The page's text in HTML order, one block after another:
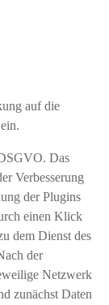
auf die
Das
Verbesserung
der Plugins
einen Klick
dem Dienst des
der
Netzwerk
zunächst Daten